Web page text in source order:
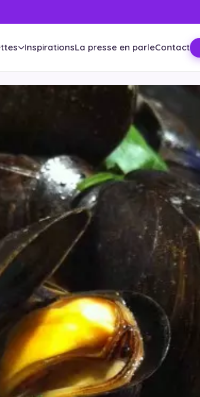
InspirationsLa presse en parleContact